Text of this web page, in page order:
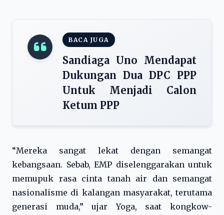
BACA JUGA
Sandiaga Uno Mendapat
Dukungan Dua DPC PPP
Untuk Menjadi Calon
Ketum PPP
“Mereka sangat lekat dengan semangat
kebangsaan. Sebab, EMP diselenggarakan untuk
memupuk rasa cinta tanah air dan semangat
nasionalisme di kalangan masyarakat, terutama
generasi muda,” ujar Yoga, saat kongkow-